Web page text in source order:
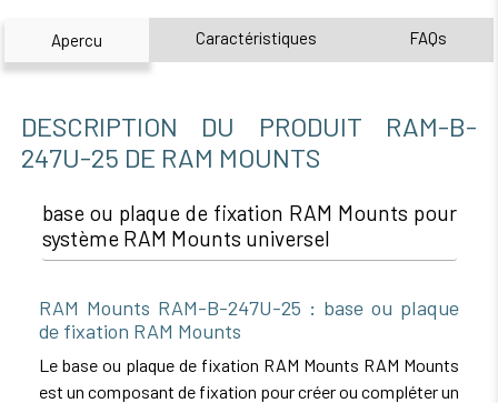
Apercu Caractéristiques FAQs
DESCRIPTION DU PRODUIT RAM-B-
247U-25 DE RAM MOUNTS
base ou plaque de fixation RAM Mounts pour
système RAM Mounts universel
RAM Mounts RAM-B-247U-25 : base ou plaque
de fixation RAM Mounts
Le base ou plaque de fixation RAM Mounts RAM Mounts
est un composant de fixation pour créer ou compléter un